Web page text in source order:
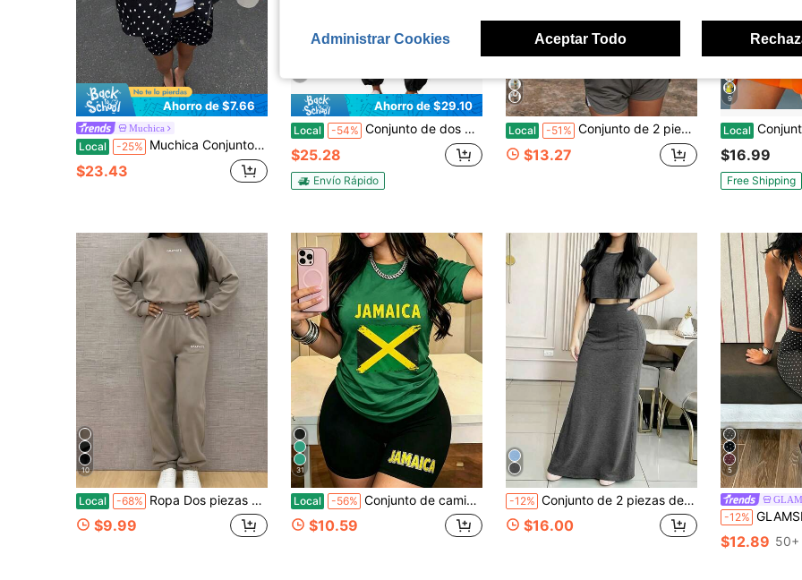
Ahorro de $7.66
Muchica
Local -25% Muchica Conjunto informal de 2 piezas de chaqueta con cremallera de manga larga y pantalones cortos con estampado de lunares en blanco y negro para mujeres, Y2K de vuelta al colegio de los años 2000, estilo grunge y punk
$23.43
Ahorro de $29.10
Local -54% Conjunto de dos piezas para mujer, top corto casual y pantalón jogger a juego con bolsillos, conjunto de ropa de estar en casa para primavera y verano
$25.28
Envío Rápido
Local -51% Conjunto de 2 piezas para mujer con top rompevientos de media cremallera con bloques de color & shorts con cordón, atuendo casual deportivo de athleisure
$13.27
9
Local Conjunto de dos piezas para mujer con blazer corto y
$16.99
Free Shipping
10
Local -68% Ropa Dos piezas para Mujer
$9.99
31
Local -56% Conjunto de camiseta y shorts casuales con estampado de letras de EE. UU. para mujer, ideal para vacaciones, verano y como conjunto de dos piezas.
$10.59
-12% Conjunto de 2 piezas de top de manga corta con cuello redondo y falda con bolsillo de unicolor, elegante y casual para mujer, adecuado para fiestas, reuniones y uso diario
$16.00
5
-12% GLAMSKIN Conjunto de 2 piezas de ropa de estar en
$12.89 50+
Administrar Cookies Aceptar Todo